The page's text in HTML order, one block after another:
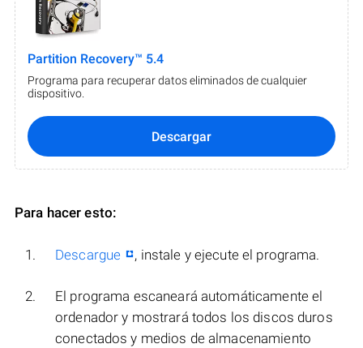
Partition Recovery™ 5.4
Programa para recuperar datos eliminados de cualquier
dispositivo.
Descargar
Para hacer esto:
Descargue , instale y ejecute el programa.
El programa escaneará automáticamente el
ordenador y mostrará todos los discos duros
conectados y medios de almacenamiento